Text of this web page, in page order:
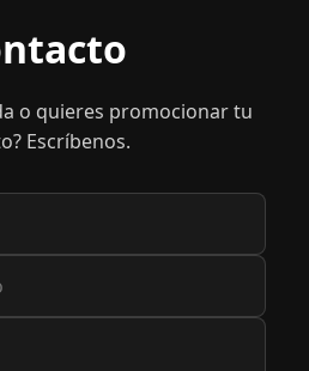
o quieres promocionar tu
Escríbenos.